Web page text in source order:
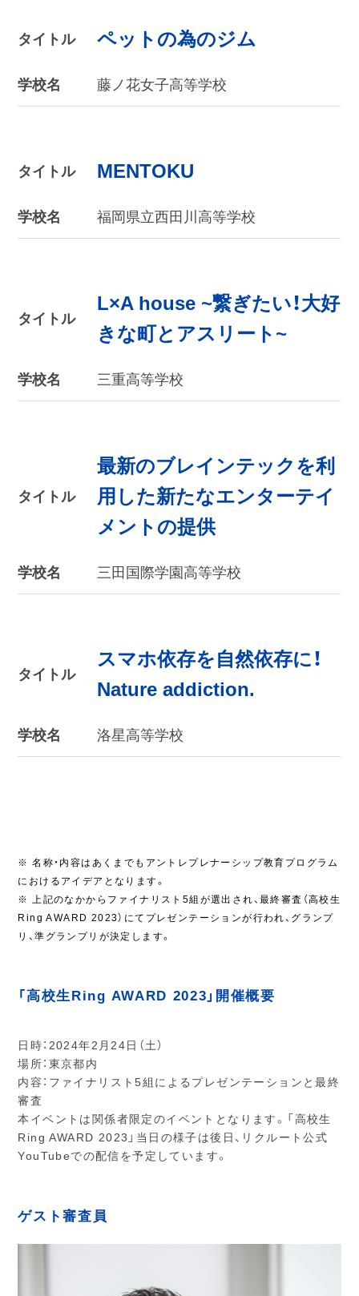
タイトル ペットの為のジム
学校名 藤ノ花女子高等学校
タイトル MENTOKU
学校名 福岡県立西田川高等学校
タイトル
L×A house ~繋ぎたい！大好
きな町とアスリート~
学校名 三重高等学校
タイトル
最新のブレインテックを利
用した新たなエンターテイ
メントの提供
学校名 三田国際学園高等学校
タイトル
スマホ依存を自然依存に！
Nature addiction.
学校名 洛星高等学校
※ 名称・内容はあくまでもアントレプレナーシップ教育プログラム
におけるアイデアとなります。
※ 上記のなかからファイナリスト5組が選出され、最終審査（高校生
Ring AWARD 2023）にてプレゼンテーションが行われ、グランプ
リ、準グランプリが決定します。
「高校生Ring AWARD 2023」開催概要
日時：2024年2月24日（土）
場所：東京都内
内容：ファイナリスト5組によるプレゼンテーションと最終
審査
本イベントは関係者限定のイベントとなります。「高校生
Ring AWARD 2023」当日の様子は後日、リクルート公式
YouTubeでの配信を予定しています。
ゲスト審査員